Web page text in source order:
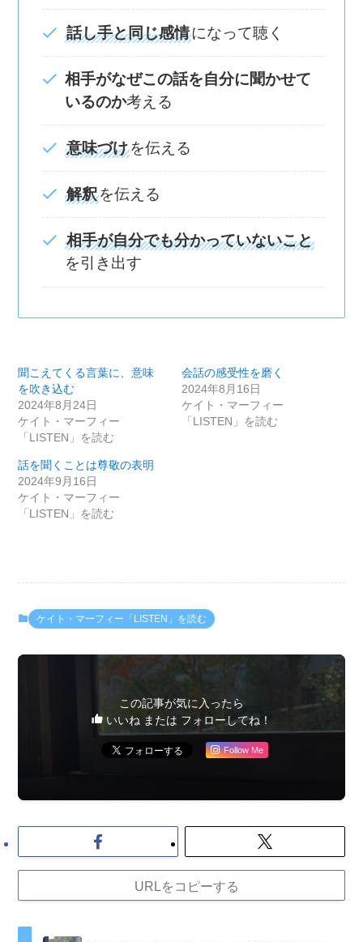
話し手と同じ感情になって聴く
相手がなぜこの話を自分に聞かせて
いるのか考える
意味づけを伝える
解釈を伝える
相手が自分でも分かっていないこと
を引き出す
聞こえてくる言葉に、意味
を吹き込む
2024年8月24日
ケイト・マーフィー
「LISTEN」を読む
会話の感受性を磨く
2024年8月16日
ケイト・マーフィー
「LISTEN」を読む
話を聞くことは尊敬の表明
2024年9月16日
ケイト・マーフィー
「LISTEN」を読む
ケイト・マーフィー「LISTEN」を読む
この記事が気に入ったら
いいね または フォローしてね！
Follow Me
URLをコピーする